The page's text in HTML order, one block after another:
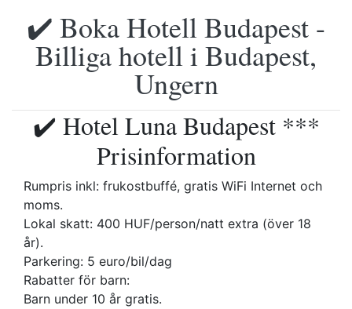
✔️ Boka Hotell Budapest -
Billiga hotell i Budapest,
Ungern
✔️ Hotel Luna Budapest ***
Prisinformation
Rumpris inkl: frukostbuffé, gratis WiFi Internet och
moms.
Lokal skatt: 400 HUF/person/natt extra (över 18
år).
Parkering: 5 euro/bil/dag
Rabatter för barn:
Barn under 10 år gratis.